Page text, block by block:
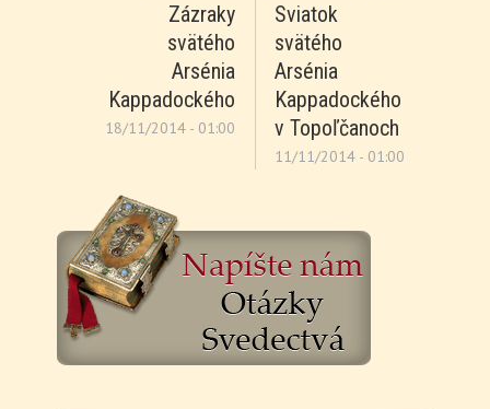
Zázraky
svätého
Arsénia
Kappadockého
18/11/2014 - 01:00
Sviatok
svätého
Arsénia
Kappadockého
v Topoľčanoch
11/11/2014 - 01:00